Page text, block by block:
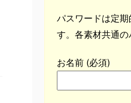
パスワードは定
す。各素材共通の
お名前 (必須)